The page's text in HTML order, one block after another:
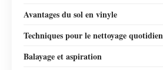
Avantages du sol en vinyle
Techniques pour le nettoyage
Balayage et aspiration